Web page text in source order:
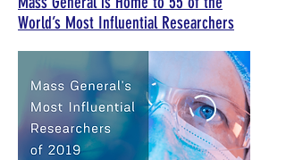
World’s Most Influential Researchers